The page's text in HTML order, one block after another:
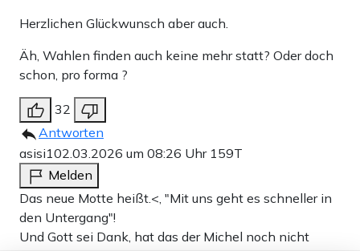
Herzlichen Glückwunsch aber auch.
Äh, Wahlen finden auch keine mehr statt? Oder doch
schon, pro forma ?
32
Antworten
asisi102.03.2026 um 08:26 Uhr 159T
Melden
Das neue Motte heißt.<, "Mit uns geht es schneller in
den Untergang"!
Und Gott sei Dank, hat das der Michel noch nicht